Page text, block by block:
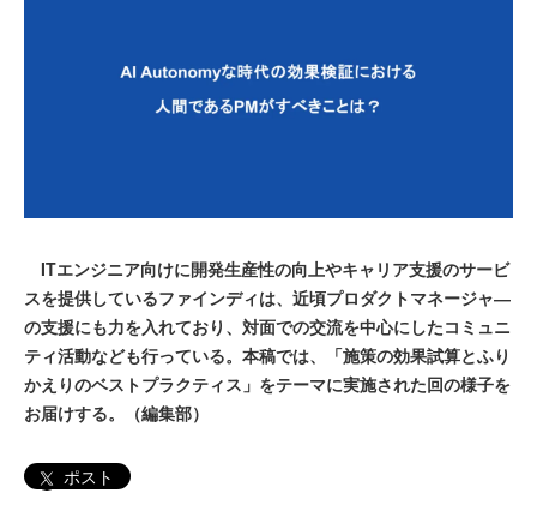
ITエンジニア向けに開発生産性の向上やキャリア支援のサービ
スを提供しているファインディは、近頃プロダクトマネージャ―
の支援にも力を入れており、対面での交流を中心にしたコミュニ
ティ活動なども行っている。本稿では、「施策の効果試算とふり
かえりのベストプラクティス」をテーマに実施された回の様子を
お届けする。（編集部）
ポスト